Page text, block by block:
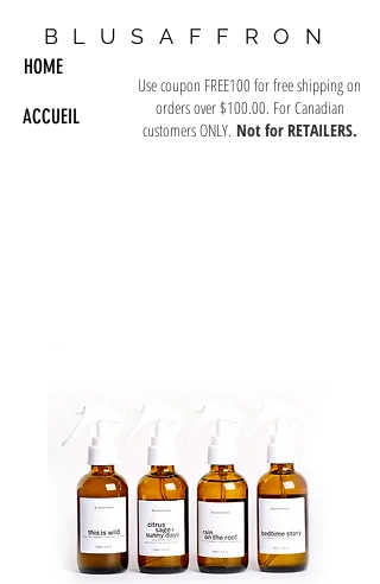
BLUSAFFRON
Use coupon FREE100 for free shipping on
orders over $100.00. For Canadian
customers ONLY. Not for RETAILERS.
HOME
ACCUEIL